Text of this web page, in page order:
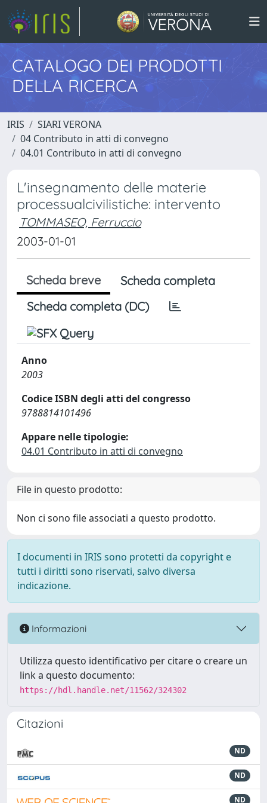
CATALOGO DEI PRODOTTI
DELLA RICERCA
IRIS
SIARI VERONA
04 Contributo in atti di convegno
04.01 Contributo in atti di convegno
L'insegnamento delle materie
processualcivilistiche: intervento
TOMMASEO, Ferruccio
2003-01-01
Scheda breve
Scheda completa
Scheda completa (DC)
Anno
2003
Codice ISBN degli atti del congresso
9788814101496
Appare nelle tipologie:
04.01 Contributo in atti di convegno
File in questo prodotto:
Non ci sono file associati a questo prodotto.
I documenti in IRIS sono protetti da copyright e
tutti i diritti sono riservati, salvo diversa
indicazione.
Informazioni
Utilizza questo identificativo per citare o creare un
link a questo documento:
https://hdl.handle.net/11562/324302
Citazioni
ND
ND
ND